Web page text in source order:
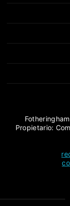
Propietario: